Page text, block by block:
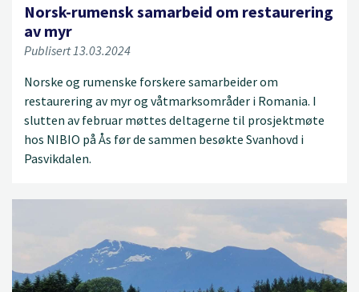
Norsk-rumensk samarbeid om restaurering
av myr
Publisert 13.03.2024
Norske og rumenske forskere samarbeider om
restaurering av myr og våtmarksområder i Romania. I
slutten av februar møttes deltagerne til prosjektmøte
hos NIBIO på Ås før de sammen besøkte Svanhovd i
Pasvikdalen.